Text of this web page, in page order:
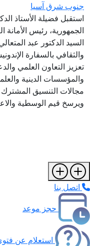
شرق آسيا
فضيلة الأستاذ
رئيس الأمانة
الدكتور عبد المتعالي
بالسفارة
التعاون العلمي
الدينية
التنسيق المشترك بما
قيم الوسطية
بنا
حجز موعد
استعلام عن فتوى